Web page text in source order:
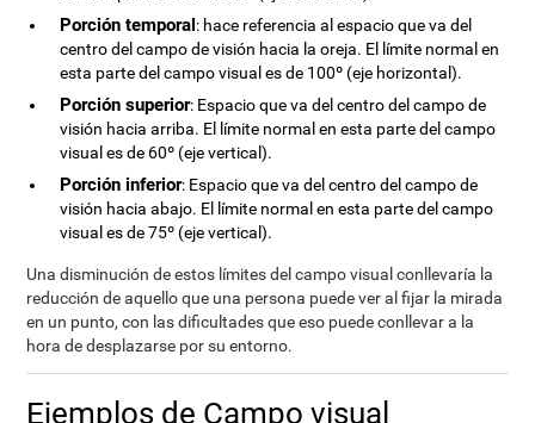
Porción temporal: hace referencia al espacio que va del
centro del campo de visión hacia la oreja. El límite normal en
esta parte del campo visual es de 100º (eje horizontal).
Porción superior: Espacio que va del centro del campo de
visión hacia arriba. El límite normal en esta parte del campo
visual es de 60º (eje vertical).
Porción inferior: Espacio que va del centro del campo de
visión hacia abajo. El límite normal en esta parte del campo
visual es de 75º (eje vertical).
Una disminución de estos límites del campo visual conllevaría la
reducción de aquello que una persona puede ver al fijar la mirada
en un punto, con las dificultades que eso puede conllevar a la
hora de desplazarse por su entorno.
Ejemplos de Campo visual